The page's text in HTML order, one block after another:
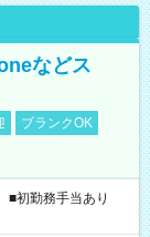
などス
ブランクOK
■初勤務手当あり